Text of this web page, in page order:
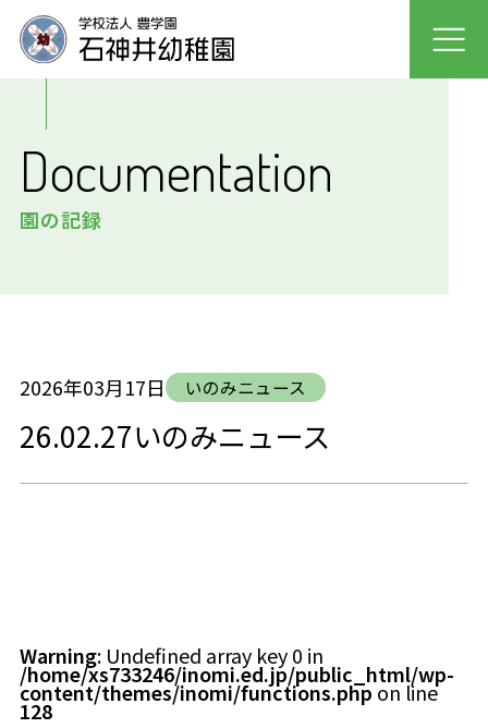
園での生活
採用情報
保護者の声
アクセス
プライバシーポリシー
Documentation
園の記録
2026年03月17日 いのみニュース
26.02.27いのみニュース
Warning: Undefined array key 0 in
/home/xs733246/inomi.ed.jp/public_html/wp-
content/themes/inomi/functions.phpon line
128